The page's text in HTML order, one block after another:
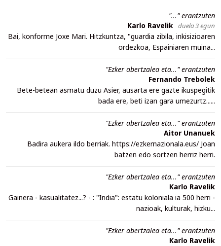
"..." erantzuten
Karlo Ravelik duela 3 egun
Bai, konforme Joxe Mari. Hitzkuntza, "guardia zibila, inkisizioaren
ordezkoa, Espainiaren muina...
"Ezker abertzalea eta..." erantzuten
Fernando Trebolek
Bete-betean asmatu duzu Asier, ausarta ere gazte ikuspegitik
bada ere, beti izan gara umezurtz......
"Ezker abertzalea eta..." erantzuten
Aitor Unanuek
Badira aukera ildo berriak. https://ezkernazionala.eus/ Joan
batzen edo sortzen herriz herri.
"Ezker abertzalea eta..." erantzuten
Karlo Ravelik
Gainera - kasualitatez...? - : "India": estatu koloniala ia 500 herri -
nazioak, kulturak, hizku...
"Ezker abertzalea eta..." erantzuten
Karlo Ravelik